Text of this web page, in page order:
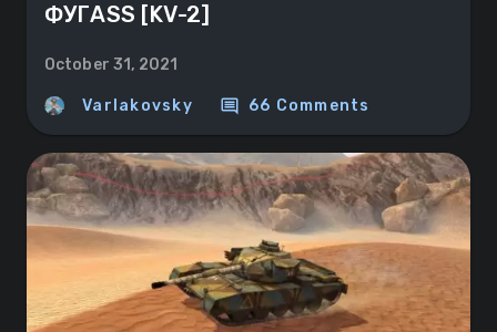
ФУГASS [KV-2]
October 31, 2021
Varlakovsky comment 66 Comments